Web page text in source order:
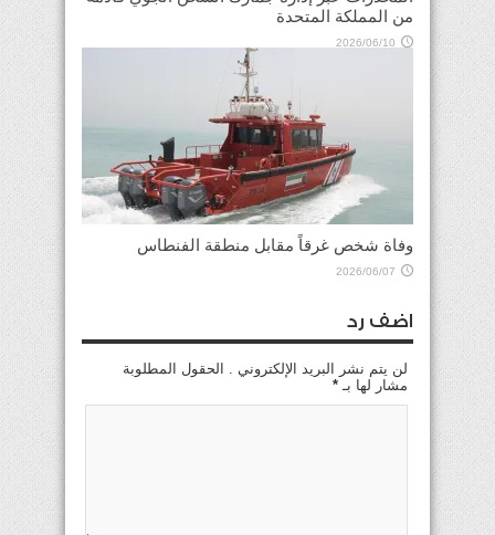
من المملكة المتحدة
2026/06/10
وفاة شخص غرقاً مقابل منطقة الفنطاس
2026/06/07
اضف رد
لن يتم نشر البريد الإلكتروني . الحقول المطلوبة
مشار لها بـ *